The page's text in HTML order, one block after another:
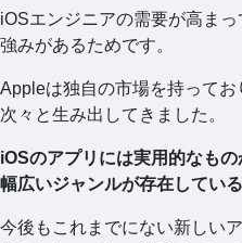
iOSエンジニアの需要が高ま
強みがあるためです。
Appleは独自の市場を持って
次々と生み出してきました。
iOSのアプリには実用的なもの
幅広いジャンルが存在してい
今後もこれまでにない新しい